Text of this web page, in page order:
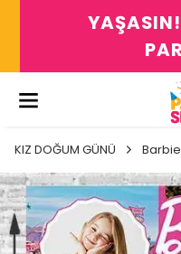
YAŞASIN!
KIZ DOĞUM GÜNÜ Barbie